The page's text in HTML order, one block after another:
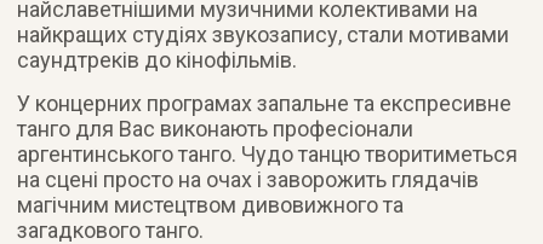
найславетнішими музичними колективами на
найкращих студіях звукозапису, стали мотивами
саундтреків до кінофільмів.
У концерних програмах запальне та експресивне
танго для Вас виконають професіонали
аргентинського танго. Чудо танцю творитиметься
на сцені просто на очах і заворожить глядачів
магічним мистецтвом дивовижного та
загадкового танго.